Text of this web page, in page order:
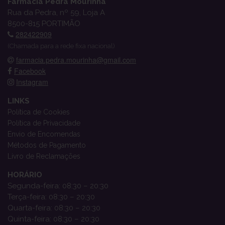
Rua da Pedra, nº 59, Loja A
8500-815 PORTIMÃO
282422909
(Chamada para a rede fixa nacional)
farmacia.pedra.mourinha@gmail.com
Facebook
Instagram
LINKS
Política de Cookies
Política de Privacidade
Envio de Encomendas
Métodos de Pagamento
Livro de Reclamações
HORÁRIO
Segunda-feira: 08:30 – 20:30
Terça-feira: 08:30 – 20:30
Quarta-feira: 08:30 – 20:30
Quinta-feira: 08:30 – 20:30